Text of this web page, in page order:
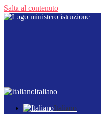
Salta al contenuto
Italiano
Italiano